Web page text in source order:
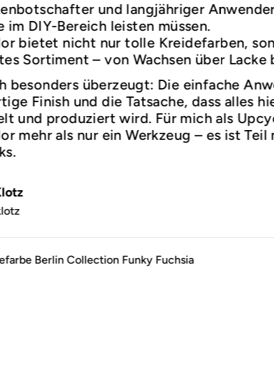
und langjähriger
im DIY-Bereich leisten müssen.
bietet nicht nur tolle Kreidefarben,
Sortiment – von Wachsen über Lacke
besonders überzeugt: Die einfache
Finish und die Tatsache, dass alles
und produziert wird. Für mich als
mehr als nur ein Werkzeug – es ist Teil
Berlin Collection Funky Fuchsia